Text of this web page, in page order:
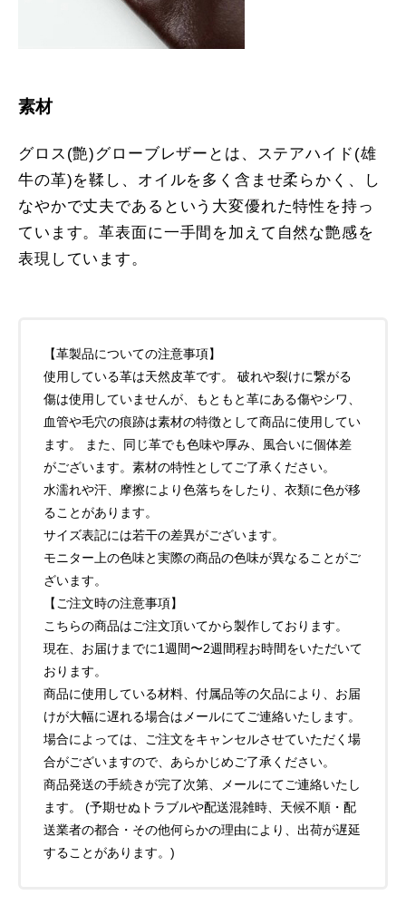
素材
グロス(艶)グローブレザーとは、ステアハイド(雄
牛の革)を鞣し、オイルを多く含ませ柔らかく、し
なやかで丈夫であるという大変優れた特性を持っ
ています。革表面に一手間を加えて自然な艶感を
表現しています。
【革製品についての注意事項】
使用している革は天然皮革です。 破れや裂けに繋がる
傷は使用していませんが、もともと革にある傷やシワ、
血管や毛穴の痕跡は素材の特徴として商品に使用してい
ます。 また、同じ革でも色味や厚み、風合いに個体差
がございます。素材の特性としてご了承ください。
水濡れや汗、摩擦により色落ちをしたり、衣類に色が移
ることがあります。
サイズ表記には若干の差異がございます。
モニター上の色味と実際の商品の色味が異なることがご
ざいます。
【ご注文時の注意事項】
こちらの商品はご注文頂いてから製作しております。
現在、お届けまでに1週間〜2週間程お時間をいただいて
おります。
商品に使用している材料、付属品等の欠品により、お届
けが大幅に遅れる場合はメールにてご連絡いたします。
場合によっては、ご注文をキャンセルさせていただく場
合がございますので、あらかじめご了承ください。
商品発送の手続きが完了次第、メールにてご連絡いたし
ます。 (予期せぬトラブルや配送混雑時、天候不順・配
送業者の都合・その他何らかの理由により、出荷が遅延
することがあります。)